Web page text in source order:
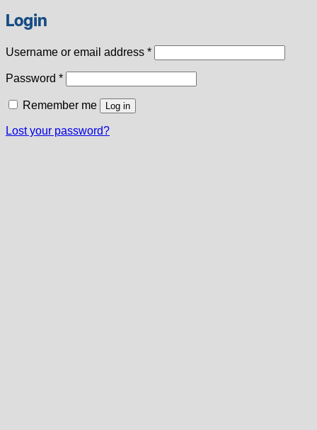
Login
Username or email address *Required
Password *Required
Remember me Log in
Lost your password?